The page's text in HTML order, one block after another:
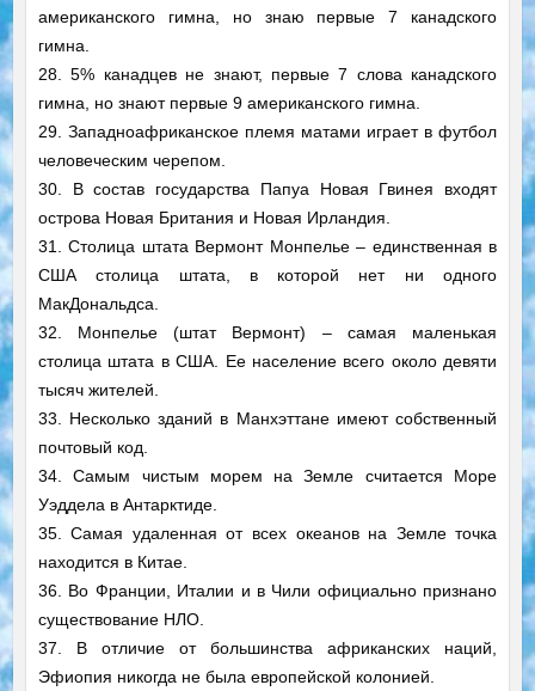
американского гимна, но знаю первые 7 канадского
гимна.
28. 5% канадцев не знают, первые 7 слова канадского
гимна, но знают первые 9 американского гимна.
29. Западноафриканское племя матами играет в футбол
человеческим черепом.
30. В состав государства Папуа Новая Гвинея входят
острова Новая Британия и Новая Ирландия.
31. Столица штата Вермонт Монпелье – единственная в
США столица штата, в которой нет ни одного
МакДональдса.
32. Монпелье (штат Вермонт) – самая маленькая
столица штата в США. Ее население всего около девяти
тысяч жителей.
33. Несколько зданий в Манхэттане имеют собственный
почтовый код.
34. Самым чистым морем на Земле считается Море
Уэддела в Антарктиде.
35. Самая удаленная от всех океанов на Земле точка
находится в Китае.
36. Во Франции, Италии и в Чили официально признано
существование НЛО.
37. В отличие от большинства африканских наций,
Эфиопия никогда не была европейской колонией.